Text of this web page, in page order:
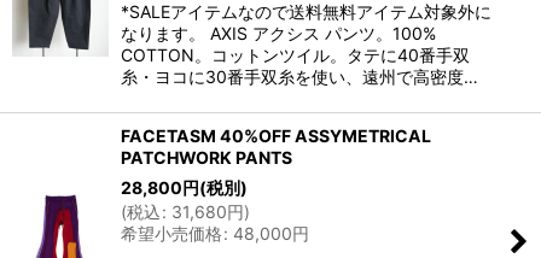
*SALEアイテムなので送料無料アイテム対象外に
なります。 AXIS アクシス パンツ。100%
COTTON。コットンツイル。タテに40番手双
糸・ヨコに30番手双糸を使い、遠州で高密度…
FACETASM 40%OFF ASSYMETRICAL
PATCHWORK PANTS
28,800円(税別)
(税込: 31,680円)
希望小売価格: 48,000円